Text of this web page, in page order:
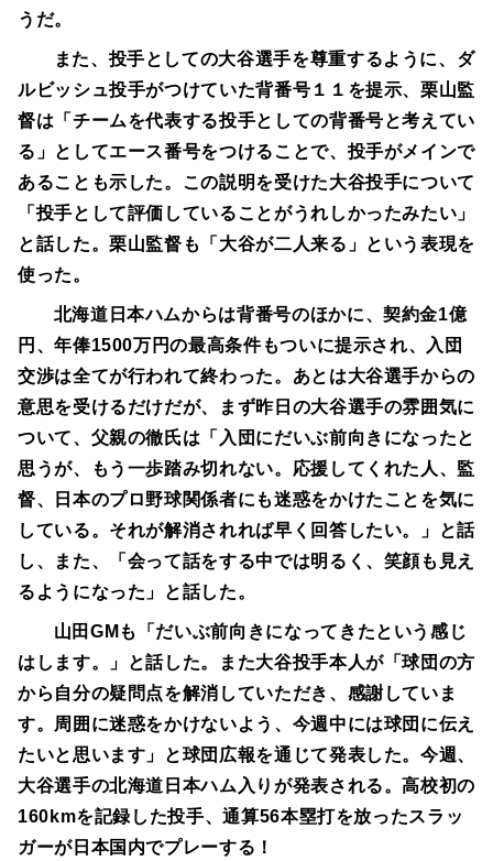
うだ。
また、投手としての大谷選手を尊重するように、ダ
ルビッシュ投手がつけていた背番号１１を提示、栗山監
督は「チームを代表する投手としての背番号と考えてい
る」としてエース番号をつけることで、投手がメインで
あることも示した。この説明を受けた大谷投手について
「投手として評価していることがうれしかったみたい」
と話した。栗山監督も「大谷が二人来る」という表現を
使った。
北海道日本ハムからは背番号のほかに、契約金1億
円、年俸1500万円の最高条件もついに提示され、入団
交渉は全てが行われて終わった。あとは大谷選手からの
意思を受けるだけだが、まず昨日の大谷選手の雰囲気に
ついて、父親の徹氏は「入団にだいぶ前向きになったと
思うが、もう一歩踏み切れない。応援してくれた人、監
督、日本のプロ野球関係者にも迷惑をかけたことを気に
している。それが解消されれば早く回答したい。」と話
し、また、「会って話をする中では明るく、笑顔も見え
るようになった」と話した。
山田GMも「だいぶ前向きになってきたという感じ
はします。」と話した。また大谷投手本人が「球団の方
から自分の疑問点を解消していただき、感謝していま
す。周囲に迷惑をかけないよう、今週中には球団に伝え
たいと思います」と球団広報を通じて発表した。今週、
大谷選手の北海道日本ハム入りが発表される。高校初の
160kmを記録した投手、通算56本塁打を放ったスラッ
ガーが日本国内でプレーする！